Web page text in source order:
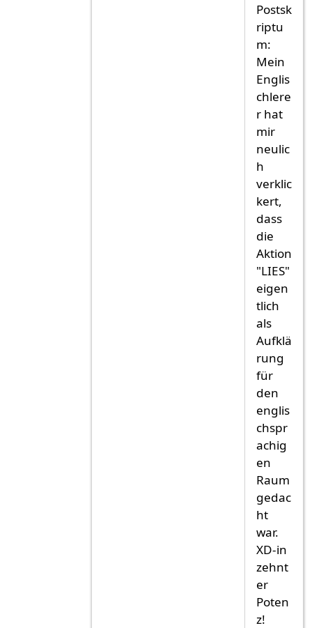
Postsk
riptu
m:
Mein
Englis
chlere
r hat
mir
neulic
h
verklic
kert,
dass
die
Aktion
"LIES"
eigen
tlich
als
Aufklä
rung
für
den
englis
chspr
achig
en
Raum
gedac
ht
war.
XD-in
zehnt
er
Poten
z!